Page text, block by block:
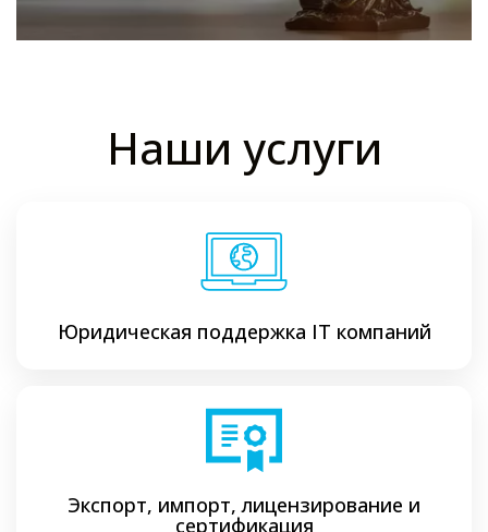
Наши услуги
Юридическая поддержка ІТ компаний
Экспорт, импорт, лицензирование и
сертификация